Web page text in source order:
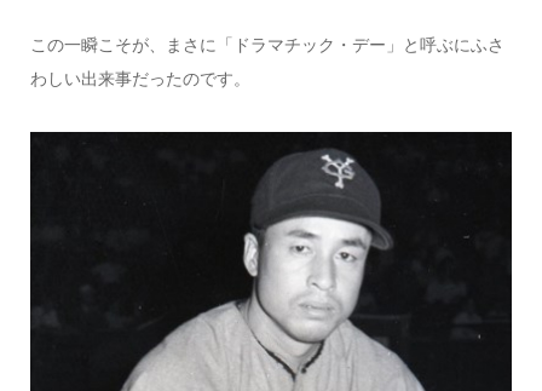
この一瞬こそが、まさに「ドラマチック・デー」と呼ぶにふさ
わしい出来事だったのです。